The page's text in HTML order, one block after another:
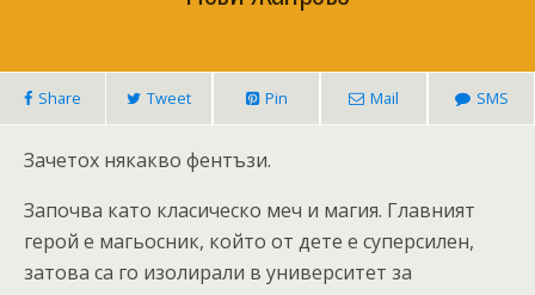
Share Tweet Pin Mail SMS
Зачетох някакво фентъзи.
Започва като класическо меч и магия. Главният
герой е магьосник, който от дете е суперсилен,
затова са го изолирали в университет за